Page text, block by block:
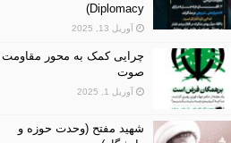
Diplomacy)
آوریل 13, 2025
چرایی کمک به محور
صوت
آوریل 1, 2025
شهید مفتح (وحدت حوزه و